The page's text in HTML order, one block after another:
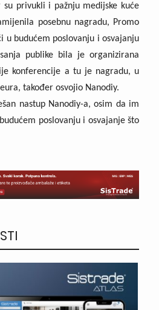
su privukli i pažnju medijske kuće
posebnu nagradu, Promo
u budućem poslovanju i osvajanju
publike bila je organizirana
konferencije a tu je nagradu, u
također osvojio Nanodiy.
nastup Nanodiy-a, osim da im
poslovanju i osvajanje što